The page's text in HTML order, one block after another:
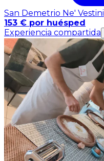
San Demetrio Ne' Vestini
153 € por huésped
Experiencia compartida